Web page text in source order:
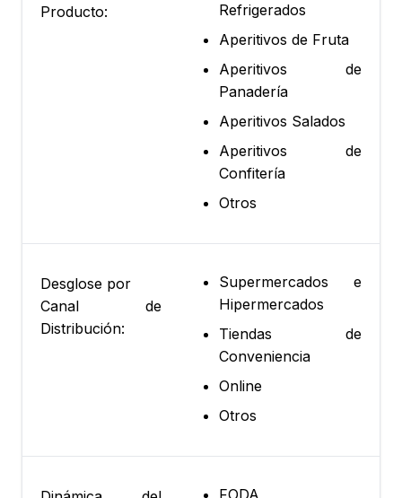
Producto:
Refrigerados
Aperitivos de Fruta
Aperitivos de
Panadería
Aperitivos Salados
Aperitivos de
Confitería
Otros
Desglose por
Canal de
Distribución:
Supermercados e
Hipermercados
Tiendas de
Conveniencia
Online
Otros